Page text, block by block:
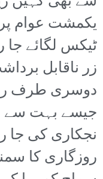
ٹیکس لگائے
زر ناقابل
دوسری طرف
جیسے بہت سے
نجکاری کی
روزگاری کا